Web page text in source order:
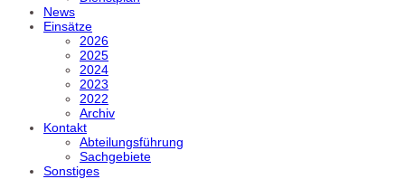
News
Einsätze
2026
2025
2024
2023
2022
Archiv
Kontakt
Abteilungsführung
Sachgebiete
Sonstiges